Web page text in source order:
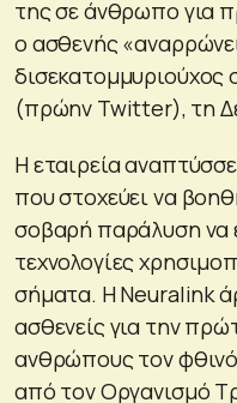
της σε άνθρωπο για
ο ασθενής
δισεκατομμυριούχος
(πρώην Twitter), τη
Η εταιρεία
που στοχεύει να
σοβαρή παράλυση να
τεχνολογίες
σήματα. Η Neuralink
ασθενείς για την
ανθρώπους τον
από τον Οργανισμό